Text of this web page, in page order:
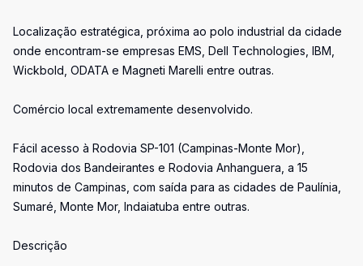
Localização estratégica, próxima ao polo industrial da cidade
onde encontram-se empresas EMS, Dell Technologies, IBM,
Wickbold, ODATA e Magneti Marelli entre outras.
Comércio local extremamente desenvolvido.
Fácil acesso à Rodovia SP-101 (Campinas-Monte Mor),
Rodovia dos Bandeirantes e Rodovia Anhanguera, a 15
minutos de Campinas, com saída para as cidades de Paulínia,
Sumaré, Monte Mor, Indaiatuba entre outras.
Descrição